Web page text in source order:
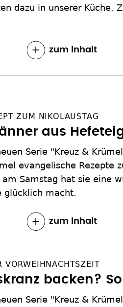
dazu in unserer Küche.
zum Inhalt
ZUM NIKOLAUSTAG
aus
Serie "Kreuz &
evangelische Rezepte
am Samstag hat sie eine
glücklich macht.
zum Inhalt
VORWEIHNACHTSZEIT
backen?
Serie "Kreuz &